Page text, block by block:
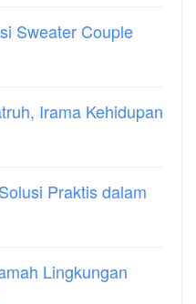
Sweater Couple
Irama Kehidupan
Praktis dalam
Lingkungan